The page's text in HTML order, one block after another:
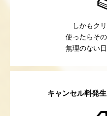
しかもク
使ったらそ
無理のない
キャンセル料発